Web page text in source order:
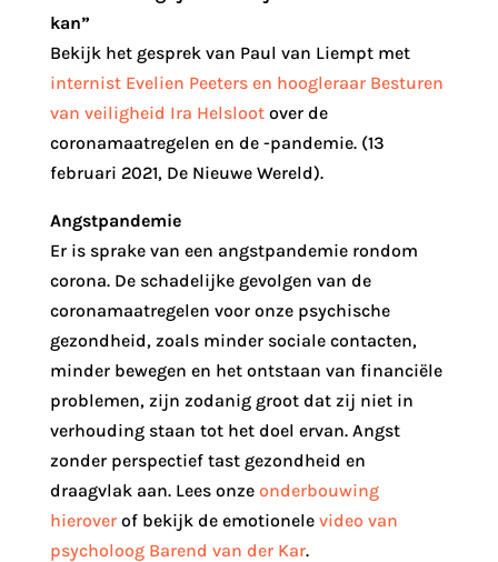
kan”
Bekijk het gesprek van Paul van Liempt met
internist Evelien Peeters en hoogleraar Besturen
van veiligheid Ira Helslootover de
coronamaatregelen en de -pandemie. (13
februari 2021, De Nieuwe Wereld).
Angstpandemie
Er is sprake van een angstpandemie rondom
corona. De schadelijke gevolgen van de
coronamaatregelen voor onze psychische
gezondheid, zoals minder sociale contacten,
minder bewegen en het ontstaan van financiële
problemen, zijn zodanig groot dat zij niet in
verhouding staan tot het doel ervan. Angst
zonder perspectief tast gezondheid en
draagvlak aan. Lees onze onderbouwing
hieroverof bekijk de emotionele video van
psycholoog Barend van der Kar.